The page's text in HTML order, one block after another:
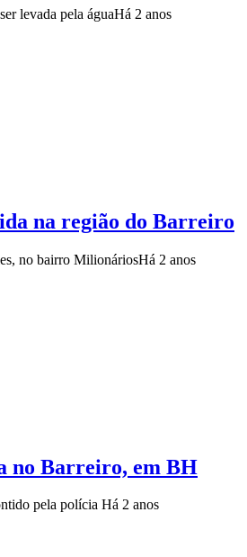
levada pela águaHá 2 anos
na região do Barreiro
no bairro MilionáriosHá 2 anos
no Barreiro, em BH
pela polícia Há 2 anos